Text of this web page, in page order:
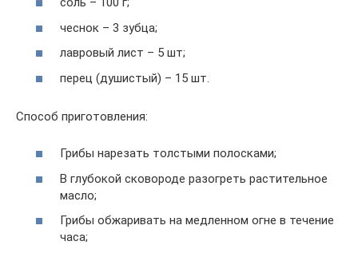
чеснок – 3 зубца;
лавровый лист – 5 шт;
перец (душистый) – 15 шт.
Способ приготовления:
Грибы нарезать толстыми полосками;
В глубокой сковороде разогреть растительное
масло;
Грибы обжаривать на медленном огне в течение
часа;